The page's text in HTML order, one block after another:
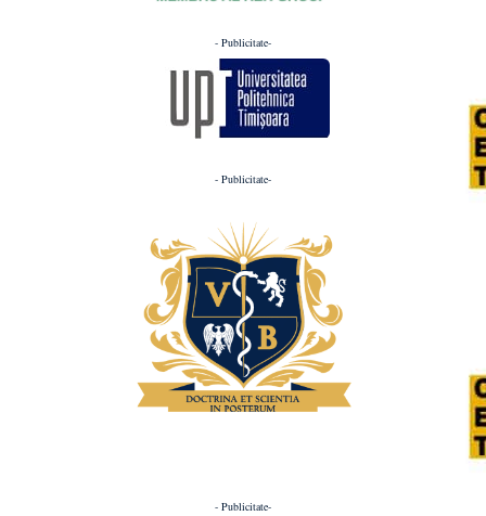
- Publicitate-
- Publicitate-
- Publicitate-